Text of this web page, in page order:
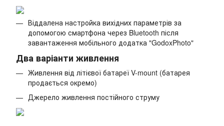
Віддалена настройка вихідних параметрів за
допомогою смартфона через Bluetooth після
завантаження мобільного додатка "GodoxPhoto"
Два варіанти живлення
Живлення від літієвої батареї V-mount (батарея
продається окремо)
Джерело живлення постійного струму